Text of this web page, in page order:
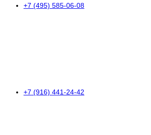
+7 (495) 585-06-08
+7 (916) 441-24-42